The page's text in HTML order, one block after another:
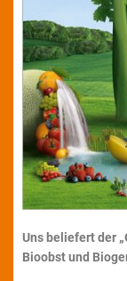
Uns beliefert der
Bioobst und